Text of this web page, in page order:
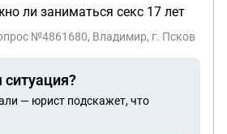
ли заниматься секс 17 лет
№4861680, Владимир, г. Псков
— юрист подскажет, что